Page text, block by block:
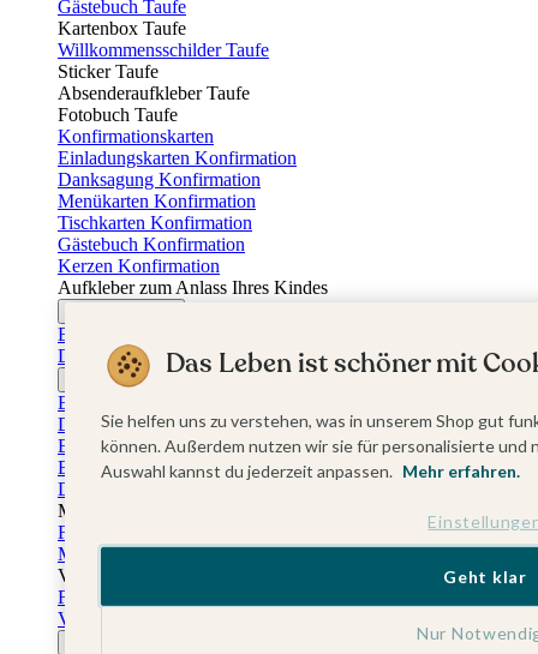
Gästebuch Taufe
Kartenbox Taufe
Willkommensschilder Taufe
Sticker Taufe
Absenderaufkleber Taufe
Fotobuch Taufe
Konfirmationskarten
Einladungskarten Konfirmation
Danksagung Konfirmation
Menükarten Konfirmation
Tischkarten Konfirmation
Gästebuch Konfirmation
Kerzen Konfirmation
Aufkleber zum Anlass Ihres Kindes
Einladungskarten Firmung
Dankeskarten Firmung
Jugendweihekarten
Einladungskarten Jugendweihe
Dankeskarten Jugendweihe
Einschulungskarten
Einladungskarten Einschulung
Danksagung Einschulung
Muttertag
Fotogeschenke Muttertag
Muttertagskarten
Vatertag
Fotogeschenke Vatertag
Vatertagskarten
Das Leben ist schöner mit
Sie helfen uns zu verstehen, was in unserem Shop gut
können. Außerdem nutzen wir sie für personalisierte
Auswahl kannst du jederzeit anpassen. Mehr erfahren.
Nur
Geht klar